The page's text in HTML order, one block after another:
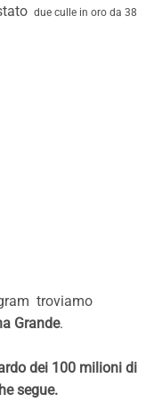
due culle in oro da 38
troviamo
Grande.
dei 100 milioni di
segue.